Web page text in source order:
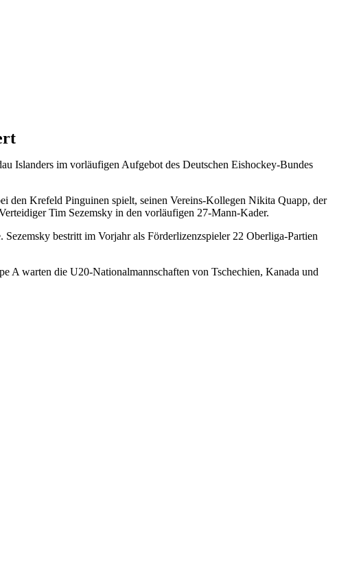
Islanders im vorläufigen Aufgebot des Deutschen Eishockey-Bundes
den Krefeld Pinguinen spielt, seinen Vereins-Kollegen Nikita Quapp, der
Tim Sezemsky in den vorläufigen 27-Mann-Kader.
bestritt im Vorjahr als Förderlizenzspieler 22 Oberliga-Partien
A warten die U20-Nationalmannschaften von Tschechien, Kanada und